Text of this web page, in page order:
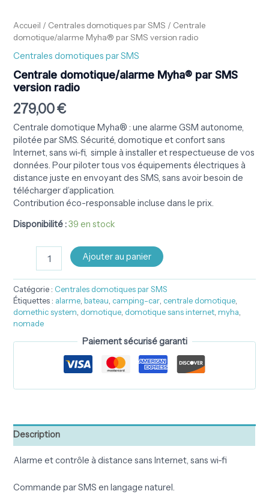
Accueil / Centrales domotiques par SMS / Centrale
domotique/alarme Myha® par SMS version radio
Centrales domotiques par SMS
Centrale domotique/alarme Myha® par SMS
version radio
279,00€
Centrale domotique Myha® : une alarme GSM autonome,
pilotée par SMS. Sécurité, domotique et confort sans
Internet, sans wi-fi, simple à installer et respectueuse de vos
données. Pour piloter tous vos équipements électriques à
distance juste en envoyant des SMS, sans avoir besoin de
télécharger d’application.
Contribution éco-responsable incluse dans le prix.
Disponibilité :39 en stock
Ajouter au panier
Catégorie : Centrales domotiques par SMS
Étiquettes : alarme ,bateau camping-car centrale domotique
domethic system domotique domotique sans internet ,myha
nomade
Paiement sécurisé garanti
Description
Alarme et contrôle à distance sans Internet, sans wi-fi
Commande par SMS en langage naturel.